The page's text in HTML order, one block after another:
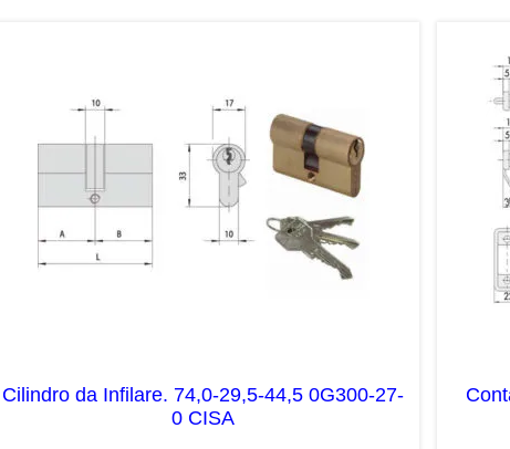
Cilindro da Infilare. 74,0-29,5-44,5 0G300-27-
0 CISA